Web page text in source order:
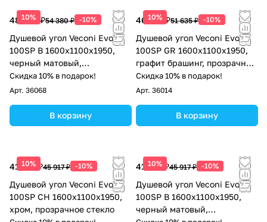
10%
48 942 ₽54 380 ₽ -10%
Душевой угол Veconi Evo
100SP B 1600х1100x1950,
черный матовый,
тонированное стекло
Скидка 10% в подарок!
Арт. 36068
В корзину
10%
46 472 ₽51 635 ₽ -10%
Душевой угол Veconi Evo
100SP GR 1600х1100x1950,
графит брашинг, прозрачное
стекло
Скидка 10% в подарок!
Арт. 36014
В корзину
10%
41 325 ₽45 917 ₽ -10%
Душевой угол Veconi Evo
100SP CH 1600х1100x1950,
хром, прозрачное стекло
10%
41 325 ₽45 917 ₽ -10%
Душевой угол Veconi Evo
100SP B 1600х1100x1950,
черный матовый,